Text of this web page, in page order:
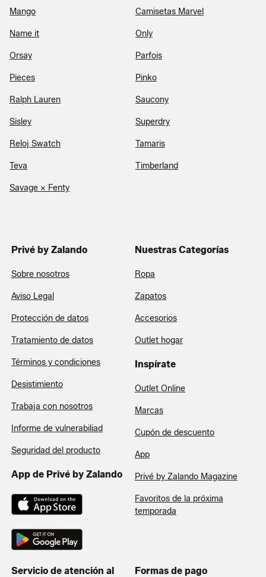
Mango Camisetas Marvel
Name it Only
Orsay Parfois
Pieces Pinko
Ralph Lauren Saucony
Sisley Superdry
Reloj Swatch Tamaris
Teva Timberland
Savage x Fenty
Privé by Zalando
Sobre nosotros
Aviso Legal
Protección de datos
Tratamiento de datos
Términos y condiciones
Desistimiento
Trabaja con nosotros
Informe de vulnerabiliad
Seguridad del producto
App de Privé by Zalando
Nuestras Categorías
Ropa
Zapatos
Accesorios
Outlet hogar
Inspírate
Outlet Online
Marcas
Cupón de descuento
App
Privé by Zalando Magazine
Favoritos de la próxima
temporada
Servicio de atención al
Formas de pago